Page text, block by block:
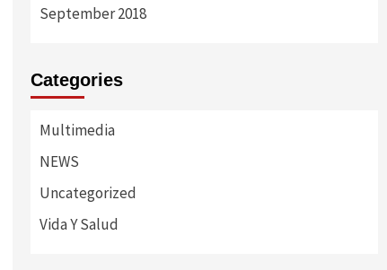
September 2018
Categories
Multimedia
NEWS
Uncategorized
Vida Y Salud